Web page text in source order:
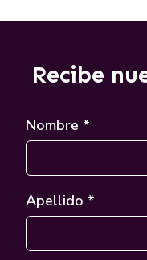
Recibe
Nombre *
Apellido *